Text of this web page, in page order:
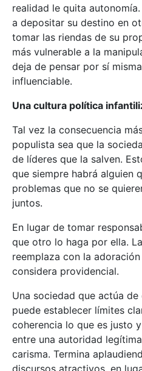
realidad le quita
a depositar su destino en
tomar las riendas de su
más vulnerable a la
deja de pensar por sí
influenciable.
Una cultura política
Tal vez la consecuencia
populista sea que la
de líderes que la salven.
que siempre habrá alguien
problemas que no se
juntos.
En lugar de tomar
que otro lo haga por ella.
reemplaza con la
considera providencial.
Una sociedad que actúa
puede establecer límites
coherencia lo que es justo
entre una autoridad
carisma. Termina
discursos atractivos, en